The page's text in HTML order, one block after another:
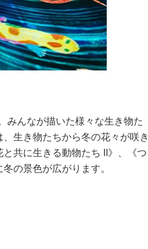
みんなが描いた様々な生き物た
生き物たちから冬の花々が咲き
共に生きる動物たち II》、《つ
の景色が広がります。